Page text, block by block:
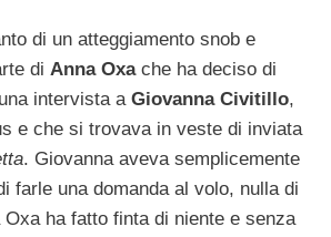
di un atteggiamento snob e
di Anna Oxache ha deciso di
intervista a Giovanna Civitillo,
e che si trovava in veste di inviata
. Giovanna aveva semplicemente
farle una domanda al volo, nulla di
ha fatto finta di niente e senza